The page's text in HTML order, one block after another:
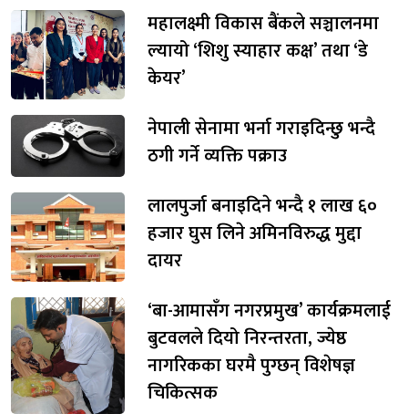
महालक्ष्मी विकास बैंकले सञ्चालनमा
ल्यायो ‘शिशु स्याहार कक्ष’ तथा ‘डे
केयर’
नेपाली सेनामा भर्ना गराइदिन्छु भन्दै
ठगी गर्ने व्यक्ति पक्राउ
लालपुर्जा बनाइदिने भन्दै १ लाख ६०
हजार घुस लिने अमिनविरुद्ध मुद्दा
दायर
‘बा-आमासँग नगरप्रमुख’ कार्यक्रमलाई
बुटवलले दियो निरन्तरता, ज्येष्ठ
नागरिकका घरमै पुग्छन् विशेषज्ञ
चिकित्सक